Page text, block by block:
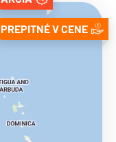
PREPITNÉ V CENE